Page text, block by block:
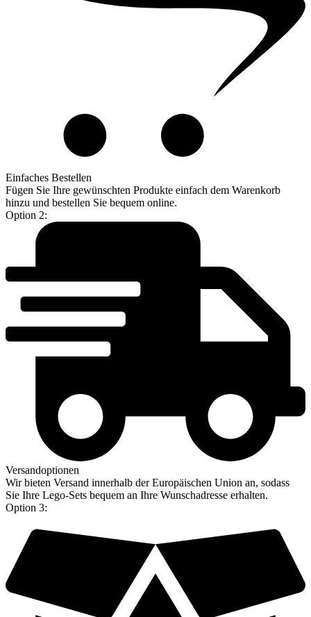
Einfaches Bestellen
Fügen Sie Ihre gewünschten Produkte einfach dem Warenkorb
hinzu und bestellen Sie bequem online.
Option 2:
Versandoptionen
Wir bieten Versand innerhalb der Europäischen Union an, sodass
Sie Ihre Lego-Sets bequem an Ihre Wunschadresse erhalten.
Option 3: